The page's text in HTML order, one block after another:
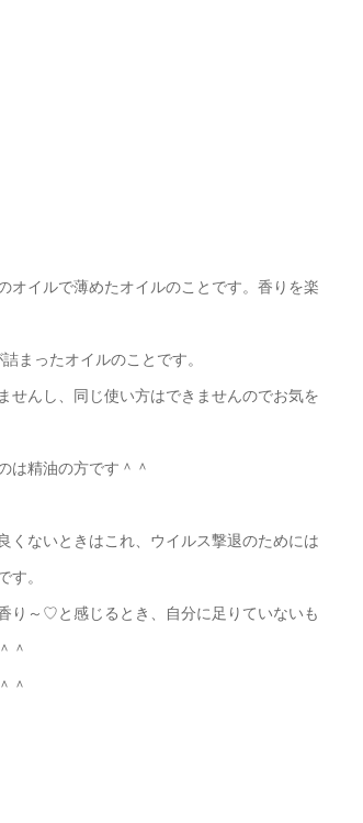
オイルで薄めたオイルのことです。香りを楽
まったオイルのことです。
せんし、同じ使い方はできませんのでお気を
は精油の方です＾＾
くないときはこれ、ウイルス撃退のためには
す。
り～♡と感じるとき、自分に足りていないも
＾
＾